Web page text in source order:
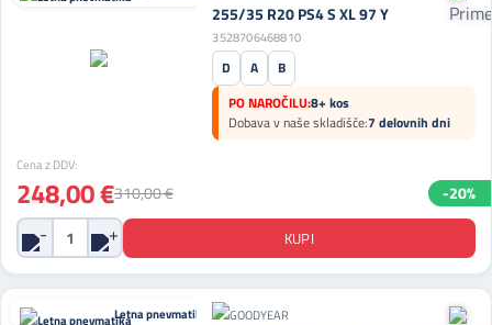
255/35 R20 PS4 S XL 97 Y
3528706468810
D A
B
PO NAROČILU:8+ kos
Dobava v naše skladišče:7 delovnih dni
Cena z DDV:
248,00 €310,00 € -20%
Letna pnevmatika